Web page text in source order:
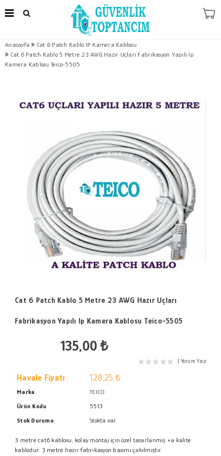
Anasayfa
Cat 6 Patch Kablo IP Kamera Kablosu
Cat 6 Patch Kablo 5 Metre 23 AWG Hazır Uçları Fabrikasyon Yapılı Ip
Kamera Kablosu Teico-5505
Cat 6 Patch Kablo 5 Metre 23 AWG Hazır Uçları
Fabrikasyon Yapılı Ip Kamera Kablosu Teico-5505
135,00 ₺
Yorum Yap
Havale Fiyatı 128,25 ₺
Marka
TEICO
Ürün Kodu
5513
Stok Durumu
Stokta var
3 metre cat6 kablosu, kolay montaj için özel tasarlanmış +a kalite
kablodur. 3 metre hazır fabrikasyon basımı çakılmıştır.